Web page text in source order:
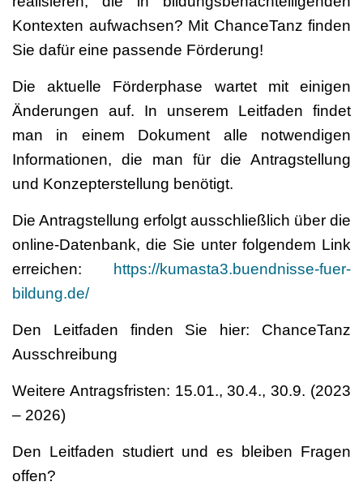
Kontexten aufwachsen? Mit ChanceTanz finden
Sie dafür eine passende Förderung!
Die aktuelle Förderphase wartet mit einigen
Änderungen auf. In unserem Leitfaden findet
man in einem Dokument alle notwendigen
Informationen, die man für die Antragstellung
und Konzepterstellung benötigt.
Die Antragstellung erfolgt ausschließlich über die
online-Datenbank, die Sie unter folgendem Link
erreichen:
https://kumasta3.buendnisse-fuer-
bildung.de/
Den Leitfaden finden Sie hier: ChanceTanz
Ausschreibung
Weitere Antragsfristen: 15.01., 30.4., 30.9. (2023
– 2026)
Den Leitfaden studiert und es bleiben Fragen
offen?